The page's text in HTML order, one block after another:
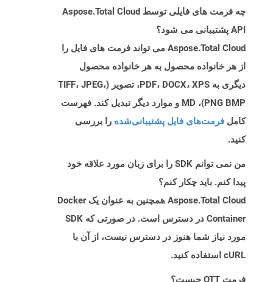
چه فرمت های فایلی توسط Aspose.Total Cloud
API پشتیبانی می شود؟
Aspose.Total Cloud می تواند فرمت های فایل را
از هر خانواده محصول به هر خانواده محصول
دیگری به PDF، DOCX، XPS، تصویر (TIFF، JPEG،
PNG BMP)، MD و موارد دیگر تبدیل کند. فهرست
کامل فرمت‌های فایل پشتیبانی‌شده را بررسی
کنید.
من نمی توانم SDK را برای زبان مورد علاقه خود
پیدا کنم. باید چکار کنم؟
Aspose.Total Cloud همچنین به عنوان یک Docker
Container در دسترس است. در صورتی که SDK
مورد نیاز شما هنوز در دسترس نیست، از آن با
cURL استفاده کنید.
فرمت OTT چیست؟